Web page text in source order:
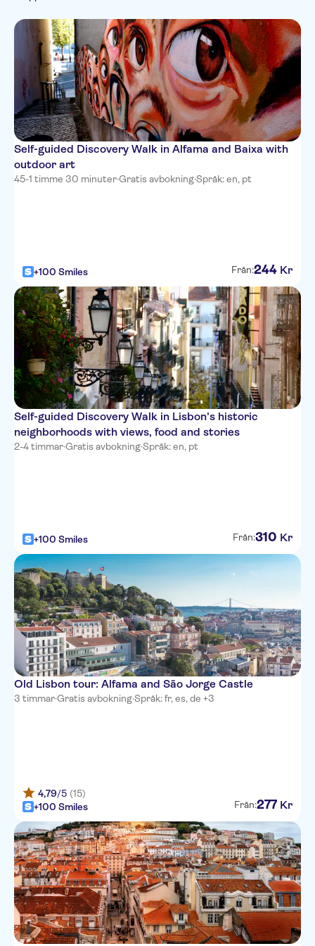
Italian
Self-guided Discovery Walk in Alfama and Baixa with
outdoor art
45-1 timme 30 minuter·Gratis avbokning·Språk: en, pt
+100 Smiles Från:244 Kr
Self-guided Discovery Walk in Lisbon’s historic
neighborhoods with views, food and stories
2-4 timmar·Gratis avbokning·Språk: en, pt
+100 Smiles Från:310 Kr
Old Lisbon tour: Alfama and São Jorge Castle
3 timmar·Gratis avbokning·Språk: fr, es, de +3
4,79/5 (15)
+100 Smiles
Från:277 Kr